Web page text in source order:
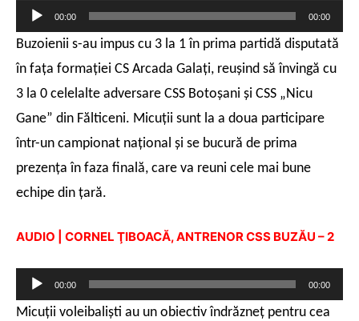
Player
audio
00:00 00:00
Buzoienii s-au impus cu 3 la 1 în prima partidă disputată
în faţa formaţiei CS Arcada Galaţi, reuşind să învingă cu
3 la 0 celelalte adversare CSS Botoşani şi CSS „Nicu
Gane” din Fălticeni. Micuţii sunt la a doua participare
într-un campionat naţional şi se bucură de prima
prezenţa în faza finală, care va reuni cele mai bune
echipe din ţară.
AUDIO | CORNEL ŢIBOACĂ, ANTRENOR CSS BUZĂU – 2
Player
audio
00:00 00:00
Micuţii voleibalişti au un obiectiv îndrăzneţ pentru cea